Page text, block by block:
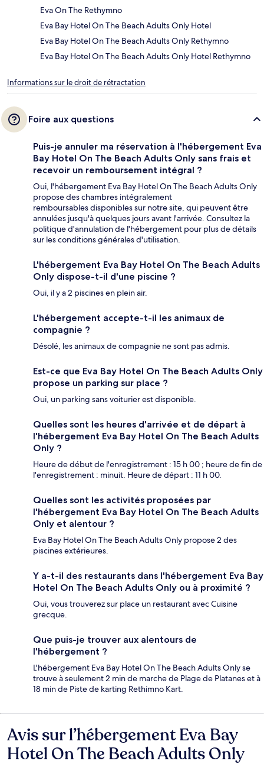
Eva On The Rethymno
Eva Bay Hotel On The Beach Adults Only Hotel
Eva Bay Hotel On The Beach Adults Only Rethymno
Eva Bay Hotel On The Beach Adults Only Hotel Rethymno
Informations sur le droit de rétractation
Foire aux questions
Puis-je annuler ma réservation à l'hébergement Eva
Bay Hotel On The Beach Adults Only sans frais et
recevoir un remboursement intégral ?
Oui, l'hébergement Eva Bay Hotel On The Beach Adults Only
propose des chambres intégralement
remboursables disponibles sur notre site, qui peuvent être
annulées jusqu'à quelques jours avant l'arrivée. Consultez la
politique d'annulation de l'hébergement pour plus de détails
sur les conditions générales d'utilisation.
L'hébergement Eva Bay Hotel On The Beach Adults
Only dispose-t-il d'une piscine ?
Oui, il y a 2 piscines en plein air.
L'hébergement accepte-t-il les animaux de
compagnie ?
Désolé, les animaux de compagnie ne sont pas admis.
Est-ce que Eva Bay Hotel On The Beach Adults Only
propose un parking sur place ?
Oui, un parking sans voiturier est disponible.
Quelles sont les heures d'arrivée et de départ à
l'hébergement Eva Bay Hotel On The Beach Adults
Only ?
Heure de début de l'enregistrement : 15 h 00 ; heure de fin de
l'enregistrement : minuit. Heure de départ : 11 h 00.
Quelles sont les activités proposées par
l'hébergement Eva Bay Hotel On The Beach Adults
Only et alentour ?
Eva Bay Hotel On The Beach Adults Only propose 2 des
piscines extérieures.
Y a-t-il des restaurants dans l'hébergement Eva Bay
Hotel On The Beach Adults Only ou à proximité ?
Oui, vous trouverez sur place un restaurant avec Cuisine
grecque.
Que puis-je trouver aux alentours de
l'hébergement ?
L'hébergement Eva Bay Hotel On The Beach Adults Only se
trouve à seulement 2 min de marche de Plage de Platanes et à
18 min de Piste de karting Rethimno Kart.
Avis
Avis sur l’hébergement Eva Bay
Hotel On The Beach Adults Only